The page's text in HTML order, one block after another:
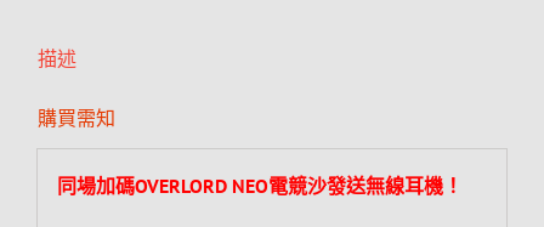
描述
購買需知
同場加碼OVERLORD NEO電競沙發送無線耳機！